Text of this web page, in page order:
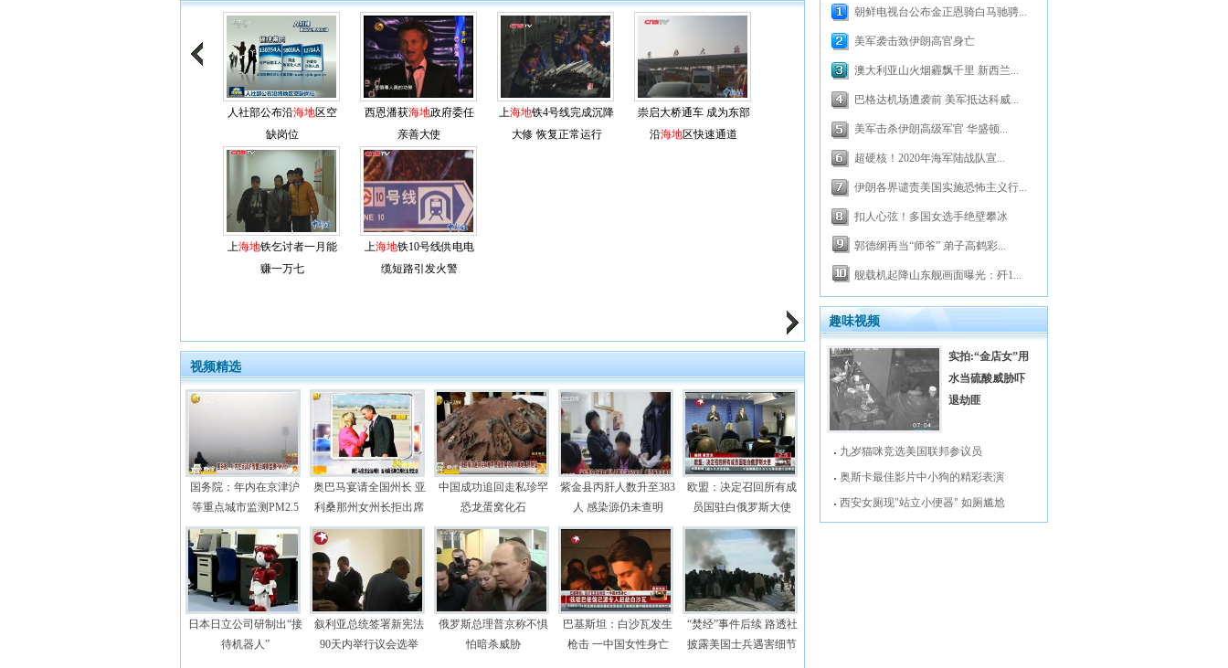
人社部公布沿海地区空
缺岗位
西恩潘获海地政府委任
亲善大使
上海地铁4号线完成沉降
大修 恢复正常运行
崇启大桥通车 成为东部
沿海地区快速通道
上海地铁乞讨者一月能
赚一万七
上海地铁10号线供电电
缆短路引发火警
视频精选
国务院：年内在京津沪
等重点城市监测PM2.5
奥巴马宴请全国州长 亚
利桑那州女州长拒出席
中国成功追回走私珍罕
恐龙蛋窝化石
紫金县丙肝人数升至383
人 感染源仍未查明
欧盟：决定召回所有成
员国驻白俄罗斯大使
日本日立公司研制出“接
待机器人”
叙利亚总统签署新宪法
90天内举行议会选举
俄罗斯总理普京称不惧
怕暗杀威胁
巴基斯坦：白沙瓦发生
枪击 一中国女性身亡
“焚经”事件后续 路透社
披露美国士兵遇害细节
朝鲜电视台公布金正恩骑白马驰骋...
美军袭击致伊朗高官身亡
澳大利亚山火烟霾飘千里 新西兰...
巴格达机场遭袭前 美军抵达科威...
美军击杀伊朗高级军官 华盛顿...
超硬核！2020年海军陆战队宣...
伊朗各界谴责美国实施恐怖主义行...
扣人心弦！多国女选手绝壁攀冰
郭德纲再当“师爷” 弟子高鹤彩...
舰载机起降山东舰画面曝光：歼1...
趣味视频
实拍:“金店女”用
水当硫酸威胁吓
退劫匪
九岁猫咪竞选美国联邦参议员
奥斯卡最佳影片中小狗的精彩表演
西安女厕现"站立小便器" 如厕尴尬